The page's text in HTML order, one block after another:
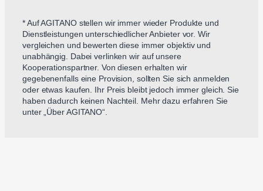
* Auf AGITANO stellen wir immer wieder Produkte und
Dienstleistungen unterschiedlicher Anbieter vor. Wir
vergleichen und bewerten diese immer objektiv und
unabhängig. Dabei verlinken wir auf unsere
Kooperationspartner. Von diesen erhalten wir
gegebenenfalls eine Provision, sollten Sie sich anmelden
oder etwas kaufen. Ihr Preis bleibt jedoch immer gleich. Sie
haben dadurch keinen Nachteil. Mehr dazu erfahren Sie
unter „Über AGITANO“.